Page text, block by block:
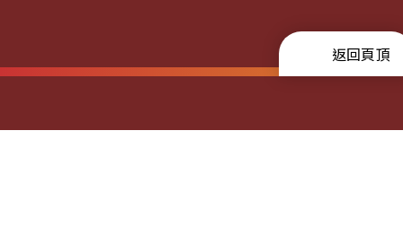
返回頁頂